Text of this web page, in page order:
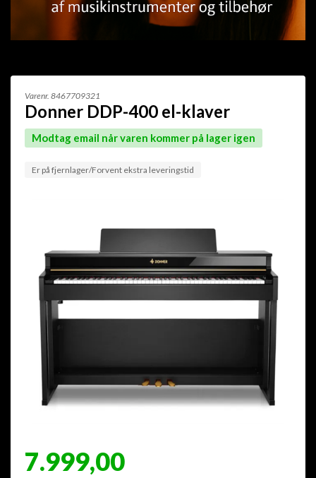
Varenr. 8467709321
Donner DDP-400 el-klaver
Modtag email når varen kommer på lager igen
Er på fjernlager/Forvent ekstra leveringstid
7.999,00